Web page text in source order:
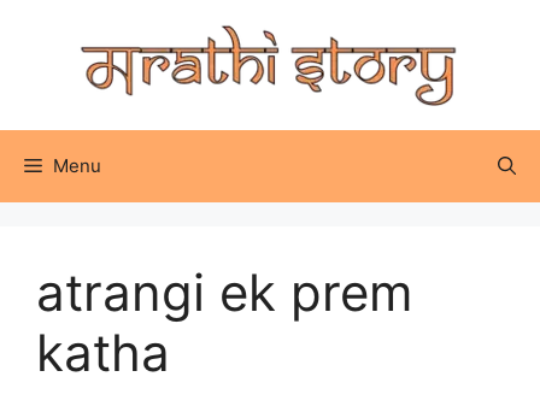
Menu
atrangi ek prem
katha